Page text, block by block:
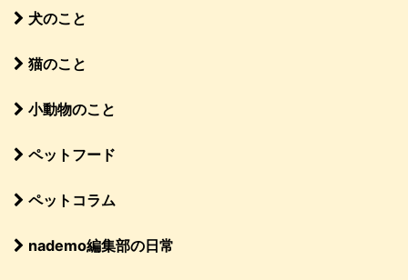
犬のこと
猫のこと
小動物のこと
ペットフード
ペットコラム
nademo編集部の日常